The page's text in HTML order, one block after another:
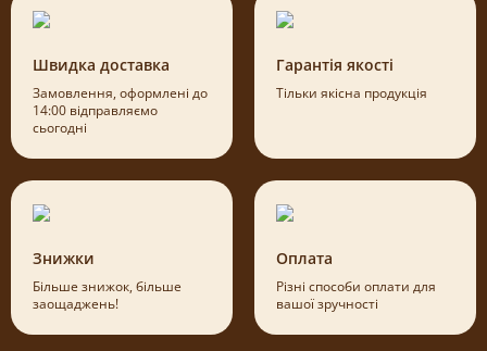
Швидка доставка
Замовлення, оформлені до
14:00 відправляємо
сьогодні
Гарантія якості
Тільки якісна продукція
Знижки
Більше знижок, більше
заощаджень!
Оплата
Різні способи оплати для
вашої зручності